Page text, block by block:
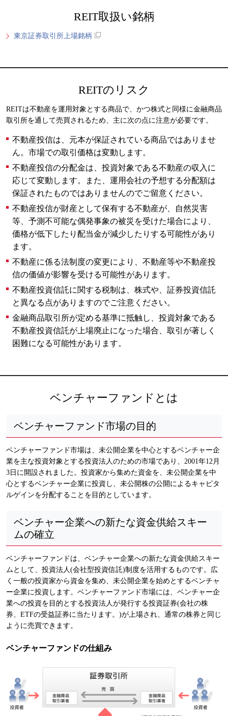
REIT取扱い銘柄
東京証券取引所上場銘柄
REITのリスク
REITは不動産を運用対象とする商品で、かつ株式と同様に金融商品
取引所を通して売買されるため、主に次の点に注意が必要です。
不動産投信は、元本が保証されている商品ではありませ
ん。市場での取引価格は変動します。
不動産投信の分配金は、投資対象である不動産の収入に
応じて変動します。また、運用会社の予想する分配額は
保証されたものではありませんのでご留意ください。
不動産投信が財産として保有する不動産が、自然災害
等、予測不可能な偶発事象の被災を受けた場合により、
価格が低下したり配当金が減少したりする可能性があり
ます。
不動産に係る法制度の変更により、不動産等や不動産投
信の価値が影響を受ける可能性があります。
不動産投資信託に関する税制は、株式や、証券投資信託
と異なる点がありますのでご注意ください。
金融商品取引所が定める基準に抵触し、投資対象である
不動産投資信託が上場廃止になった場合、取引が著しく
困難になる可能性があります。
ベンチャーファンドとは
ベンチャーファンド市場の目的
ベンチャーファンド市場は、未公開企業を中心とするベンチャー企
業を主な投資対象とする投資法人のための市場であり、2001年12月
3日に開設されました。投資家から集めた資金を、未公開企業を中
心とするベンチャー企業に投資し、未公開株の公開によるキャピタ
ルゲインを分配することを目的としています。
ベンチャー企業への新たな資金供給スキー
ムの確立
ベンチャーファンドは、ベンチャー企業への新たな資金供給スキー
ムとして、投資法人(会社型投資信託)制度を活用するものです。広
く一般の投資家から資金を集め、未公開企業を始めとするベンチャ
ー企業に投資します。ベンチャーファンド市場には、ベンチャー企
業への投資を目的とする投資法人が発行する投資証券(会社の株
券、ETFの受益証券に当たります。)が上場され、通常の株券と同じ
ように売買できます。
ベンチャーファンドの仕組み